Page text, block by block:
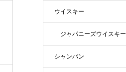
ウイスキー
ジャパニーズウイスキー
シャンパン